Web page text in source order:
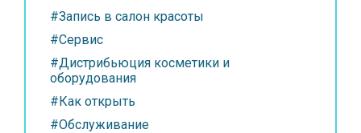
#Запись в салон красоты
#Сервис
#Дистрибьюция косметики и
оборудования
#Как открыть
#Обслуживание